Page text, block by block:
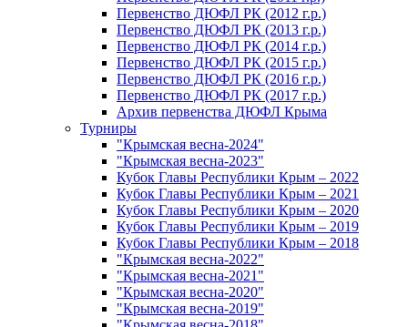
Первенство ДЮФЛ РК (2012 г.р.)
Первенство ДЮФЛ РК (2013 г.р.)
Первенство ДЮФЛ РК (2014 г.р.)
Первенство ДЮФЛ РК (2015 г.р.)
Первенство ДЮФЛ РК (2016 г.р.)
Первенство ДЮФЛ РК (2017 г.р.)
Архив первенства ДЮФЛ Крыма
Турниры
"Крымская весна-2024"
"Крымская весна-2023"
Кубок Главы Республики Крым – 2022
Кубок Главы Республики Крым – 2021
Кубок Главы Республики Крым – 2020
Кубок Главы Республики Крым – 2019
Кубок Главы Республики Крым – 2018
"Крымская весна-2022"
"Крымская весна-2021"
"Крымская весна-2020"
"Крымская весна-2019"